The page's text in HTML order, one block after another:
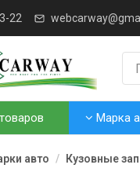
22
Марка
авто Кузовные